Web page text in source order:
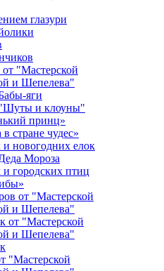
глазури
"Мастерской
и Шепелева"
яги
и клоуны"
принц»
стране чудес»
новогодних елок
Мороза
городских птиц
от "Мастерской
и Шепелева"
от "Мастерской
и Шепелева"
"Мастерской